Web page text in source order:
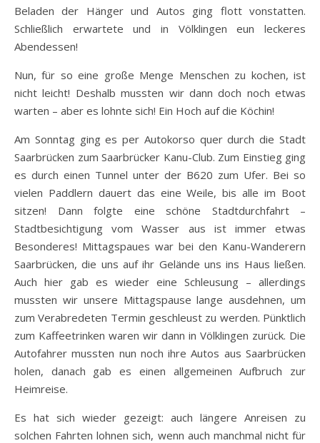
Beladen der Hänger und Autos ging flott vonstatten.
Schließlich erwartete und in Völklingen eun leckeres
Abendessen!
Nun, für so eine große Menge Menschen zu kochen, ist
nicht leicht! Deshalb mussten wir dann doch noch etwas
warten – aber es lohnte sich! Ein Hoch auf die Köchin!
Am Sonntag ging es per Autokorso quer durch die Stadt
Saarbrücken zum Saarbrücker Kanu-Club. Zum Einstieg ging
es durch einen Tunnel unter der B620 zum Ufer. Bei so
vielen Paddlern dauert das eine Weile, bis alle im Boot
sitzen! Dann folgte eine schöne Stadtdurchfahrt –
Stadtbesichtigung vom Wasser aus ist immer etwas
Besonderes! Mittagspaues war bei den Kanu-Wanderern
Saarbrücken, die uns auf ihr Gelände uns ins Haus ließen.
Auch hier gab es wieder eine Schleusung – allerdings
mussten wir unsere Mittagspause lange ausdehnen, um
zum Verabredeten Termin geschleust zu werden. Pünktlich
zum Kaffeetrinken waren wir dann in Völklingen zurück. Die
Autofahrer mussten nun noch ihre Autos aus Saarbrücken
holen, danach gab es einen allgemeinen Aufbruch zur
Heimreise.
Es hat sich wieder gezeigt: auch längere Anreisen zu
solchen Fahrten lohnen sich, wenn auch manchmal nicht für